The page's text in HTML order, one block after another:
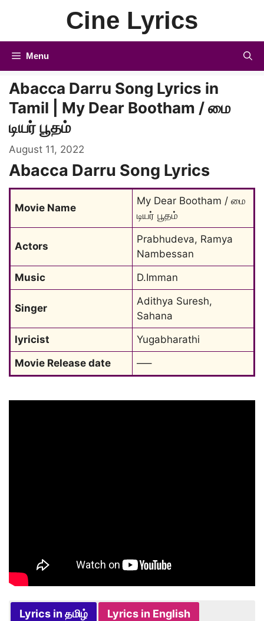
Cine Lyrics
Menu
Abacca Darru Song Lyrics in
Tamil | My Dear Bootham / மை
டியர் பூதம்
August 11, 2022
Abacca Darru Song Lyrics
Movie Name
My Dear Bootham / மை
டியர் பூதம்
Actors
Prabhudeva, Ramya
Nambessan
Music
D.Imman
Singer
Adithya Suresh,
Sahana
lyricist
Yugabharathi
Movie Release date
—–
Lyrics in தமிழ் Lyrics in English